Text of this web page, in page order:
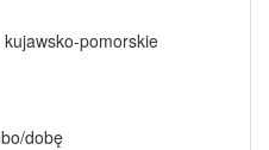
kujawsko-pomorskie
dobę